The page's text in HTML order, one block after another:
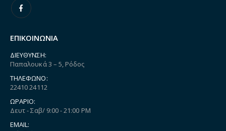
ΕΠΙΚΟΙΝΩΝΙΑ
ΔΙΕΎΘΥΝΣΗ:
Παπαλουκά 3 – 5, Ρόδος
ΤΗΛΈΦΩΝΟ:
22410 24112
ΩΡΆΡΙΟ:
Δευτ - Σαβ/ 9:00 - 21:00 PM
EMAIL: